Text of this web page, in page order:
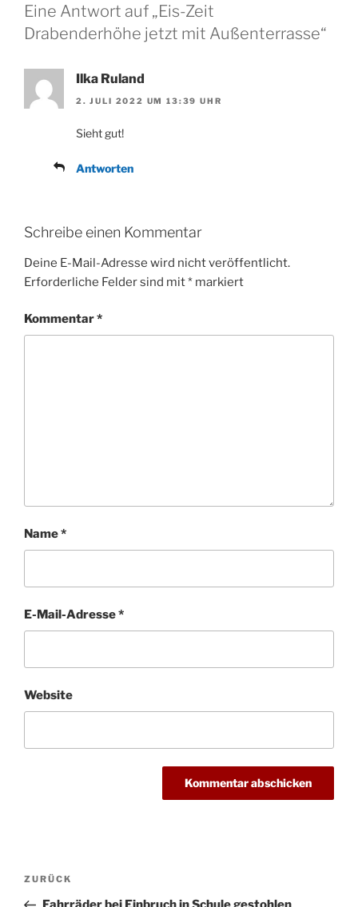
Eine Antwort auf „Eis-Zeit
Drabenderhöhe jetzt mit Außenterrasse“
Ilka Ruland
2. JULI 2022 UM 13:39 UHR
Sieht gut!
Antworten
Schreibe einen Kommentar
Deine E-Mail-Adresse wird nicht veröffentlicht.
Erforderliche Felder sind mit* markiert
Kommentar*
Name*
E-Mail-Adresse*
Website
Beitragsnavigation
Vorheriger
Beitrag
ZURÜCK